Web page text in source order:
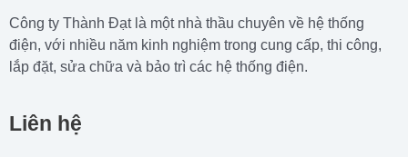
Công ty Thành Đạt là một nhà thầu chuyên về hệ thống
điện, với nhiều năm kinh nghiệm trong cung cấp, thi công,
lắp đặt, sửa chữa và bảo trì các hệ thống điện.
Liên hệ